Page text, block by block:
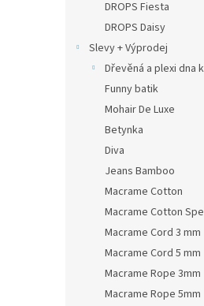
DROPS Fiesta
DROPS Daisy
Slevy + Výprodej
Dřevěná a plexi dna
Funny batik
Mohair De Luxe
Betynka
Diva
Jeans Bamboo
Macrame Cotton
Macrame Cotton
Macrame Cord 3 mm
Macrame Cord 5 mm
Macrame Rope 3mm
Macrame Rope 5mm